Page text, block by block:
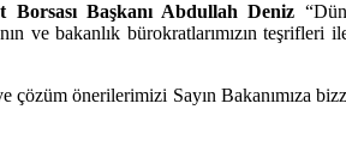
Başkanı Abdullah Deniz
ve bakanlık bürokratlarımızın
önerilerimizi Sayın Bakanımıza